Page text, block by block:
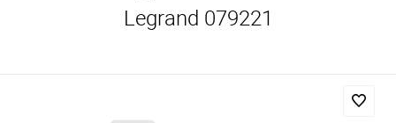
Legrand 079221